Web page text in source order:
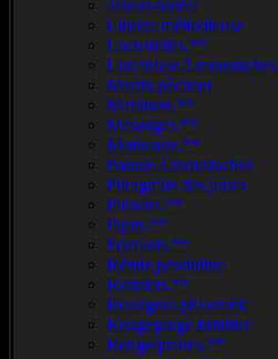
Jaseur-boréal
Linotte.méliodieuse
Locustelles.**
Lusciniole.à.moustaches
Martin.pêcheur
Martinets.**
Mésanges.**
Moineaux.**
Panure.à.moustaches
Phragmite.des.joncs
Pinsons **
Pipits.**
Pouillots.**
Rémiz.penduline
Roitelets.**
Rossignol.philomèle
Rougegorge.familier
Rougequeues.**